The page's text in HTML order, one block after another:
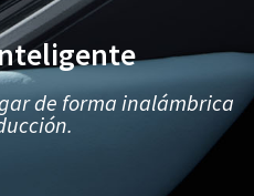
de forma inalámbrica